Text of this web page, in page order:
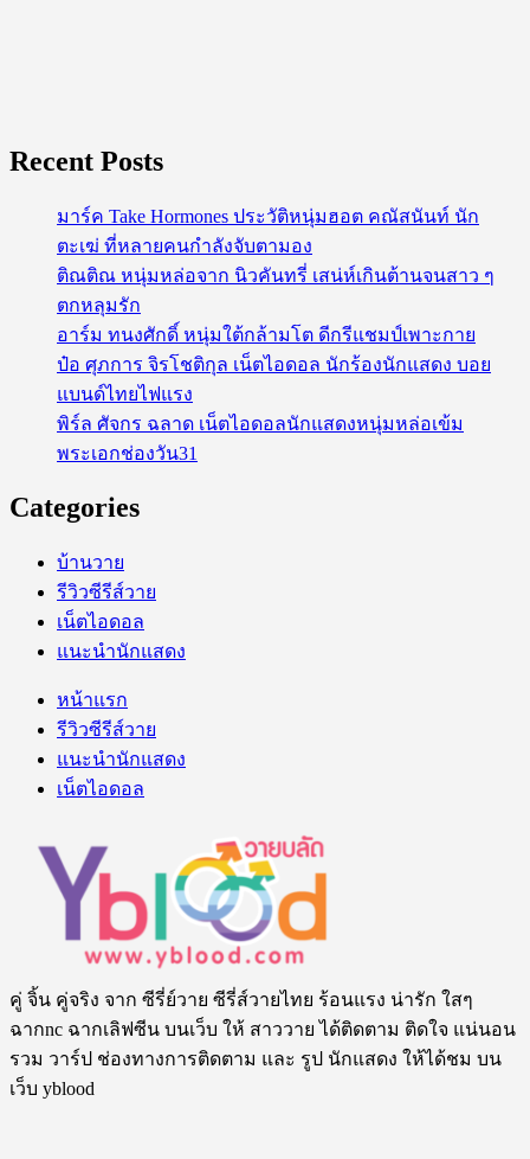
Recent Posts
มาร์ค Take Hormones ประวัติหนุ่มฮอต คณัสนันท์ นัก
ตะเฆ่ ที่หลายคนกำลังจับตามอง
ติณติณ หนุ่มหล่อจาก นิวคันทรี่ เสน่ห์เกินต้านจนสาว ๆ
ตกหลุมรัก
อาร์ม ทนงศักดิ์ หนุ่มใต้กล้ามโต ดีกรีแชมป์เพาะกาย
ป๋อ ศุภการ จิรโชติกุล เน็ตไอดอล นักร้องนักแสดง บอย
แบนด์ไทยไฟแรง
พิร์ล ศัจกร ฉลาด เน็ตไอดอลนักแสดงหนุ่มหล่อเข้ม
พระเอกช่องวัน31
Categories
บ้านวาย
รีวิวซีรีส์วาย
เน็ตไอดอล
แนะนำนักแสดง
หน้าแรก
รีวิวซีรีส์วาย
แนะนำนักแสดง
เน็ตไอดอล
คู่ จิ้น คู่จริง จาก ซีรี่ย์วาย ซีรี่ส์วายไทย ร้อนแรง น่ารัก ใสๆ
ฉากnc ฉากเลิฟซีน บนเว็บ ให้ สาววาย ได้ติดตาม ติดใจ แน่นอน
รวม วาร์ป ช่องทางการติดตาม และ รูป นักแสดง ให้ได้ชม บน
เว็บ yblood